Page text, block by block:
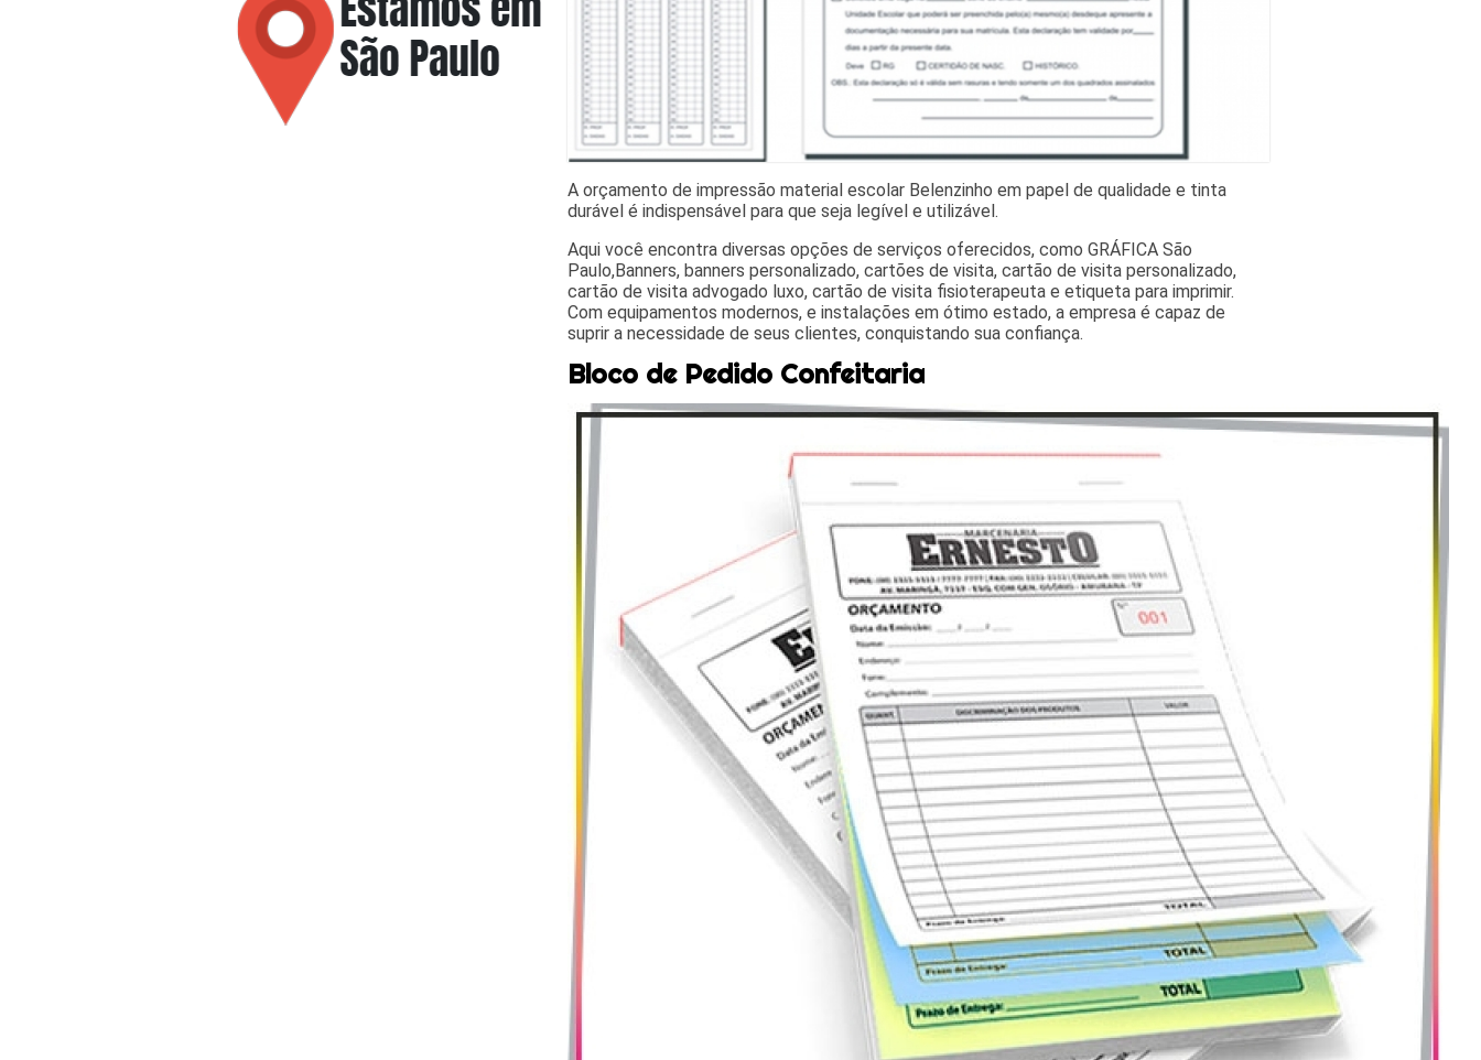
A orçamento de impressão material escolar Belenzinho em papel de qualidade e tinta
durável é indispensável para que seja legível e utilizável.
Aqui você encontra diversas opções de serviços oferecidos, como GRÁFICA São
Paulo,Banners, banners personalizado, cartões de visita, cartão de visita personalizado,
cartão de visita advogado luxo, cartão de visita fisioterapeuta e etiqueta para imprimir.
Com equipamentos modernos, e instalações em ótimo estado, a empresa é capaz de
suprir a necessidade de seus clientes, conquistando sua confiança.
Bloco de Pedido Confeitaria